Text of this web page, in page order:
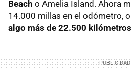
Beach o Amelia Island. Ahora
14.000 millas en el odómetro,
algo más de 22.500 kilómetros